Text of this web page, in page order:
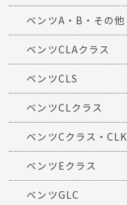
ベンツA・B・その他
ベンツCLAクラス
ベンツCLS
ベンツCLクラス
ベンツCクラス・CLK
ベンツEクラス
ベンツGLC